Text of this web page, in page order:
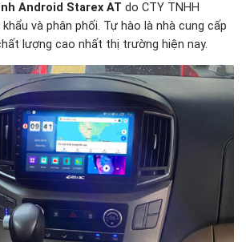
Android Starex AT do CTY TNHH
và phân phối. Tự hào là nhà cung cấp
lượng cao nhất thị trường hiện nay.